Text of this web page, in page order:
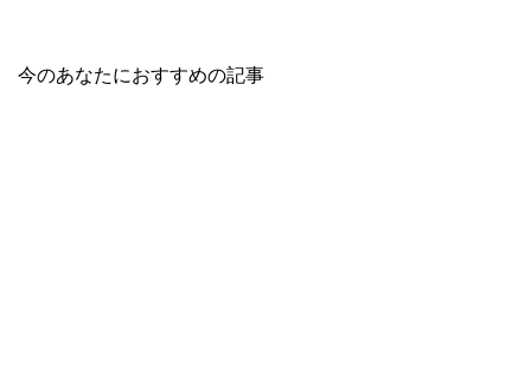
今のあなたにおすすめの記事